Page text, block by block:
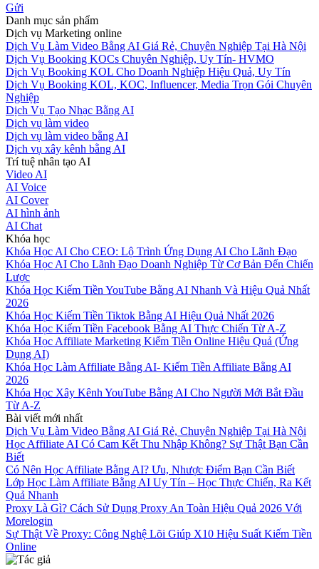
Gửi
Danh mục sản phẩm
Dịch vụ Marketing online
Dịch Vụ Làm Video Bằng AI Giá Rẻ, Chuyên Nghiệp Tại Hà Nội
Dịch Vụ Booking KOCs Chuyên Nghiệp, Uy Tín- HVMO
Dịch Vụ Booking KOL Cho Doanh Nghiệp Hiệu Quả, Uy Tín
Dịch Vụ Booking KOL, KOC, Influencer, Media Trọn Gói Chuyên
Nghiệp
Dịch Vụ Tạo Nhạc Bằng AI
Dịch vụ làm video
Dịch vụ làm video bằng AI
Dịch vụ xây kênh bằng AI
Trí tuệ nhân tạo AI
Video AI
AI Voice
AI Cover
AI hình ảnh
AI Chat
Khóa học
Khóa Học AI Cho CEO: Lộ Trình Ứng Dụng AI Cho Lãnh Đạo
Khóa Học AI Cho Lãnh Đạo Doanh Nghiệp Từ Cơ Bản Đến Chiến
Lược
Khóa Học Kiếm Tiền YouTube Bằng AI Nhanh Và Hiệu Quả Nhất
2026
Khóa Học Kiếm Tiền Tiktok Bằng AI Hiệu Quả Nhất 2026
Khóa Học Kiếm Tiền Facebook Bằng AI Thực Chiến Từ A-Z
Khóa Học Affiliate Marketing Kiếm Tiền Online Hiệu Quả (Ứng
Dụng AI)
Khóa Học Làm Affiliate Bằng AI- Kiếm Tiền Affiliate Bằng AI
2026
Khóa Học Xây Kênh YouTube Bằng AI Cho Người Mới Bắt Đầu
Từ A-Z
Bài viết mới nhất
Dịch Vụ Làm Video Bằng AI Giá Rẻ, Chuyên Nghiệp Tại Hà Nội
Học Affiliate AI Có Cam Kết Thu Nhập Không? Sự Thật Bạn Cần
Biết
Có Nên Học Affiliate Bằng AI? Ưu, Nhược Điểm Bạn Cần Biết
Lớp Học Làm Affiliate Bằng AI Uy Tín – Học Thực Chiến, Ra Kết
Quả Nhanh
Proxy Là Gì? Cách Sử Dụng Proxy An Toàn Hiệu Quả 2026 Với
Morelogin
Sự Thật Về Proxy: Công Nghệ Lõi Giúp X10 Hiệu Suất Kiếm Tiền
Online